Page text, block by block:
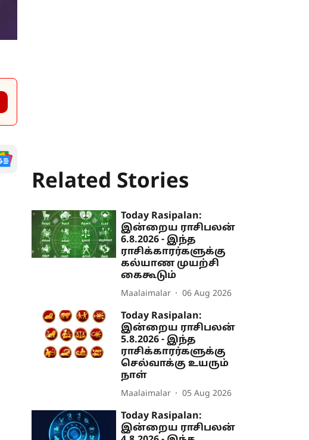
Related Stories
Today Rasipalan:
இன்றைய ராசிபலன்
6.8.2026 - இந்த
ராசிக்காரர்களுக்கு
கல்யாண முயற்சி
கைகூடும்
Maalaimalar 06 Aug 2026
Today Rasipalan:
இன்றைய ராசிபலன்
5.8.2026 - இந்த
ராசிக்காரர்களுக்கு
செல்வாக்கு உயரும்
நாள்
Maalaimalar 05 Aug 2026
Today Rasipalan:
இன்றைய ராசிபலன்